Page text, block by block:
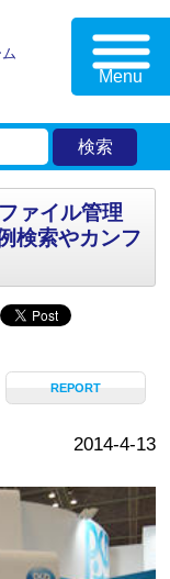
Menu
ァイル管理
検索やカンフ
REPORT
2014-4-13